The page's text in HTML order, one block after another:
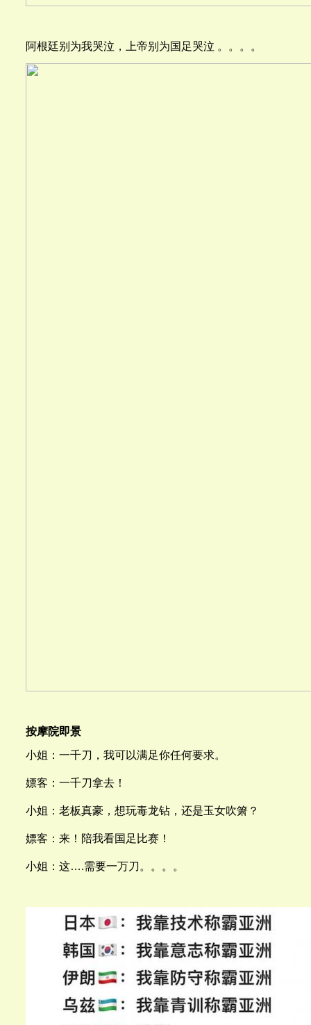
阿根廷别为我哭泣，上帝别为国足哭泣 。。。。
按摩院即景
小姐：一千刀，我可以满足你任何要求。
嫖客：一千刀拿去！
小姐：老板真豪，想玩毒龙钻，还是玉女吹箫？
嫖客：来！陪我看国足比赛！
小姐：这….需要一万刀。。。。